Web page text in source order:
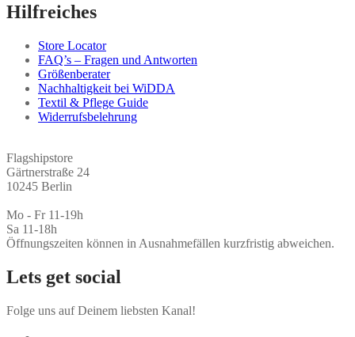
Hilfreiches
Store Locator
FAQ’s – Fragen und Antworten
Größenberater
Nachhaltigkeit bei WiDDA
Textil & Pflege Guide
Widerrufsbelehrung
Flagshipstore
Gärtnerstraße 24
10245 Berlin
Mo - Fr 11-19h
Sa 11-18h
Öffnungszeiten können in Ausnahmefällen kurzfristig abweichen.
Lets get social
Folge uns auf Deinem liebsten Kanal!